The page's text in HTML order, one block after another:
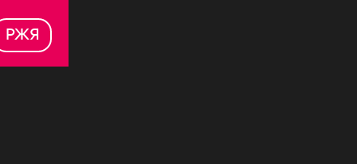
РЖЯ